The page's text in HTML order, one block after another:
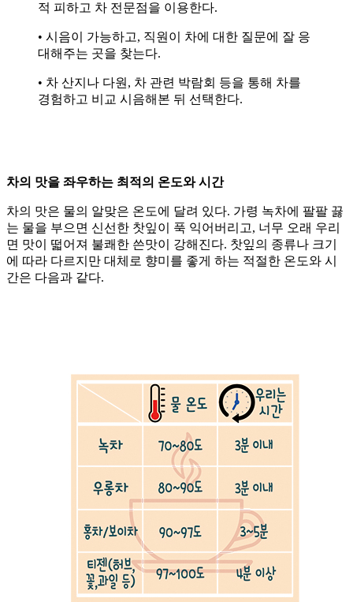
적 피하고 차 전문점을 이용한다.
• 시음이 가능하고, 직원이 차에 대한 질문에 잘 응
대해주는 곳을 찾는다.
• 차 산지나 다원, 차 관련 박람회 등을 통해 차를
경험하고 비교 시음해본 뒤 선택한다.
차의 맛을 좌우하는 최적의 온도와 시간
차의 맛은 물의 알맞은 온도에 달려 있다. 가령 녹차에 팔팔 끓
는 물을 부으면 신선한 찻잎이 푹 익어버리고, 너무 오래 우리
면 맛이 떫어져 불쾌한 쓴맛이 강해진다. 찻잎의 종류나 크기
에 따라 다르지만 대체로 향미를 좋게 하는 적절한 온도와 시
간은 다음과 같다.